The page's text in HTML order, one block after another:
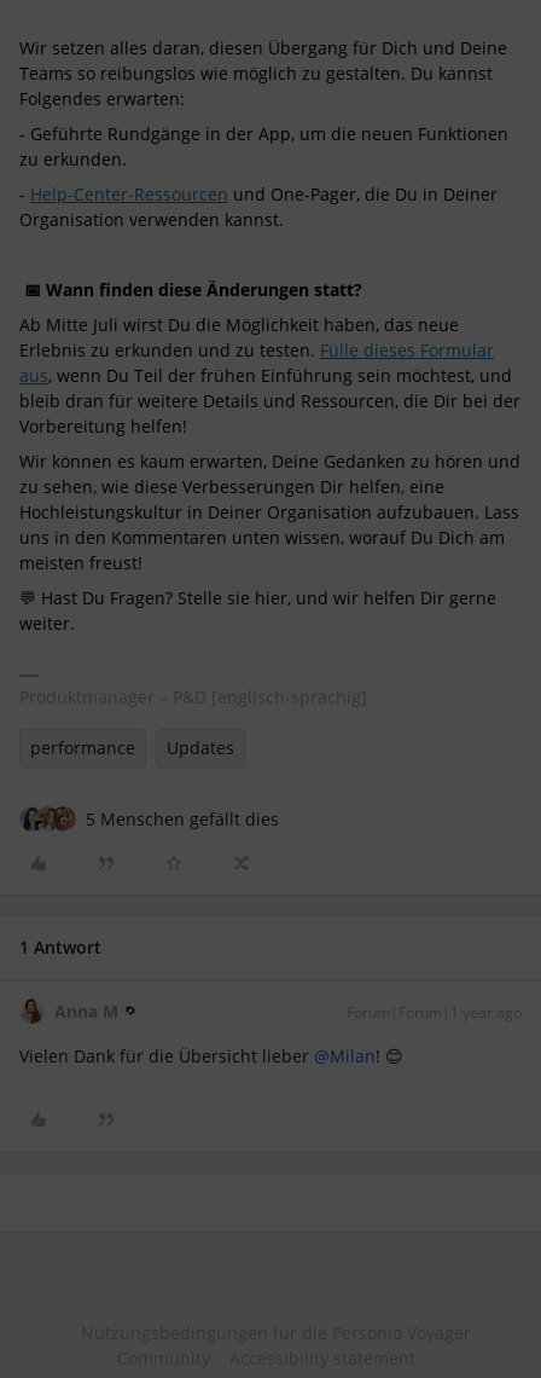
Wir setzen alles daran, diesen Übergang für Dich und Deine
Teams so reibungslos wie möglich zu gestalten. Du kannst
Folgendes erwarten:
- Geführte Rundgänge in der App, um die neuen Funktionen
zu erkunden.
- Help-Center-Ressourcen und One-Pager, die Du in Deiner
Organisation verwenden kannst.
📅 Wann finden diese Änderungen statt?
Ab Mitte Juli wirst Du die Möglichkeit haben, das neue
Erlebnis zu erkunden und zu testen. Fülle dieses Formular
aus, wenn Du Teil der frühen Einführung sein möchtest, und
bleib dran für weitere Details und Ressourcen, die Dir bei der
Vorbereitung helfen!
Wir können es kaum erwarten, Deine Gedanken zu hören und
zu sehen, wie diese Verbesserungen Dir helfen, eine
Hochleistungskultur in Deiner Organisation aufzubauen. Lass
uns in den Kommentaren unten wissen, worauf Du Dich am
meisten freust!
💬 Hast Du Fragen? Stelle sie hier, und wir helfen Dir gerne
weiter.
Produktmanager – P&D [englisch-sprachig]
performance Updates
5 Menschen gefällt dies
1 Antwort
Anna M Forum|Forum|1 year ago
Vielen Dank für die Übersicht lieber ​ @Milan! 😊